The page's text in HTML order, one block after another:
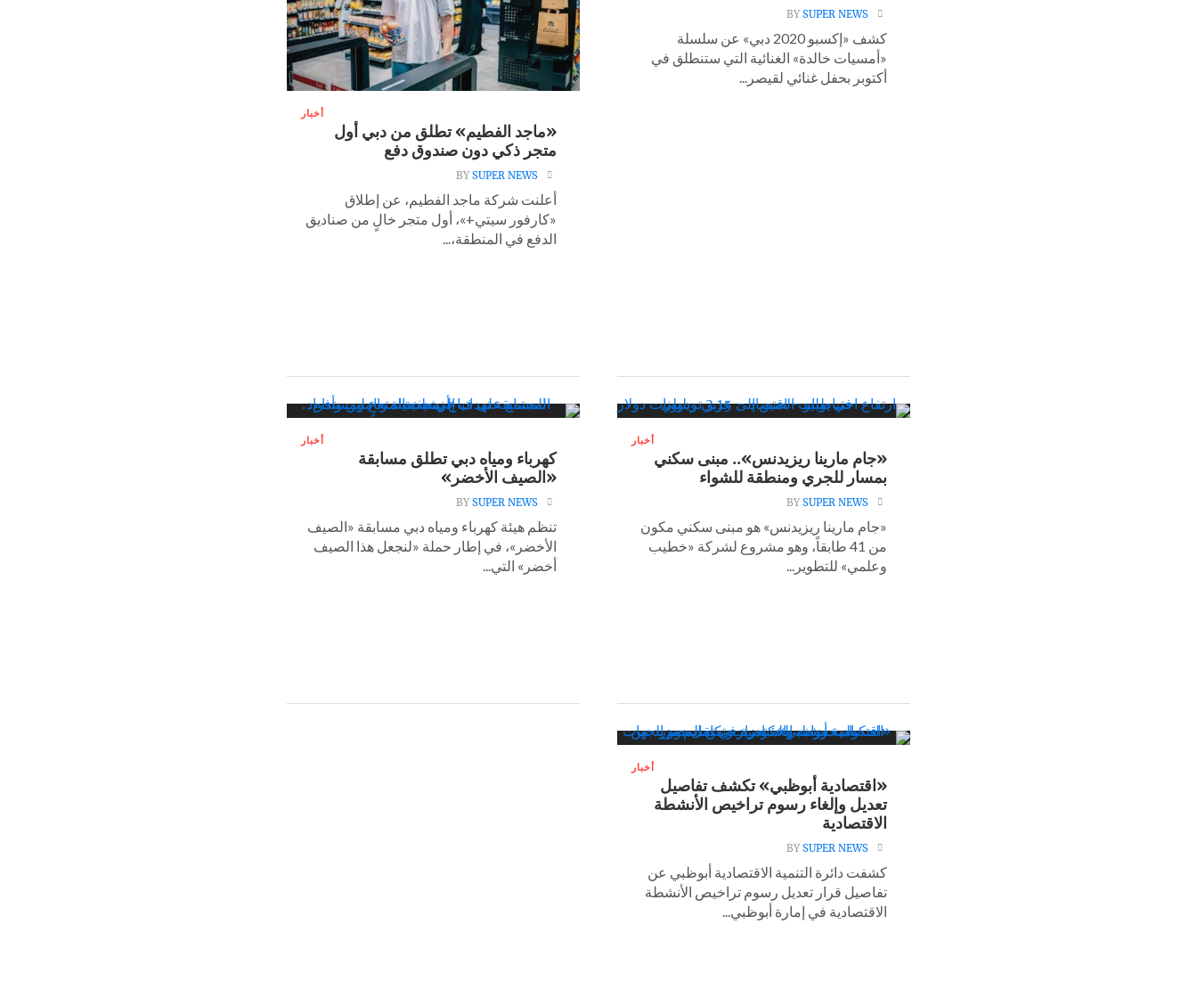
BYSUPER NEWS
كشف «إكسبو 2020 دبي» عن سلسلة
«أمسيات خالدة» الغنائية التي ستنطلق في
أكتوبر بحفل غنائي لقيصر...
أخبار
«ماجد الفطيم» تطلق من دبي أول
متجر ذكي دون صندوق دفع
BYSUPER NEWS
أعلنت شركة ماجد الفطيم، عن إطلاق
«كارفور سيتي+»، أول متجر خالٍ من صناديق
الدفع في المنطقة،...
أخبار
«جام مارينا ريزيدنس».. مبنى سكني
بمسار للجري ومنطقة للشواء
BYSUPER NEWS
«جام مارينا ريزيدنس» هو مبنى سكني مكون
من 41 طابقاً، وهو مشروع لشركة «خطيب
وعلمي» للتطوير...
أخبار
كهرباء ومياه دبي تطلق مسابقة
«الصيف الأخضر»
BYSUPER NEWS
تنظم هيئة كهرباء ومياه دبي مسابقة «الصيف
الأخضر»، في إطار حملة «لنجعل هذا الصيف
أخضر» التي...
أخبار
«اقتصادية أبوظبي» تكشف تفاصيل
تعديل وإلغاء رسوم تراخيص الأنشطة
الاقتصادية
BYSUPER NEWS
كشفت دائرة التنمية الاقتصادية أبوظبي عن
تفاصيل قرار تعديل رسوم تراخيص الأنشطة
الاقتصادية في إمارة أبوظبي...